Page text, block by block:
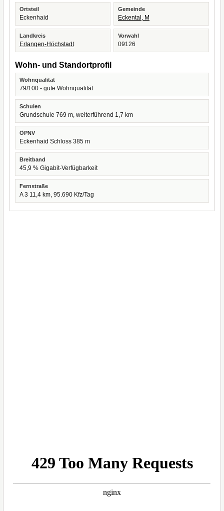
Ortsteil
Eckenhaid
Gemeinde
Eckental, M
Landkreis
Erlangen-Höchstadt
Vorwahl
09126
Wohn- und Standortprofil
Wohnqualität
79/100 - gute Wohnqualität
Schulen
Grundschule 769 m, weiterführend 1,7 km
ÖPNV
Eckenhaid Schloss 385 m
Breitband
45,9 % Gigabit-Verfügbarkeit
Fernstraße
A 3 11,4 km, 95.690 Kfz/Tag